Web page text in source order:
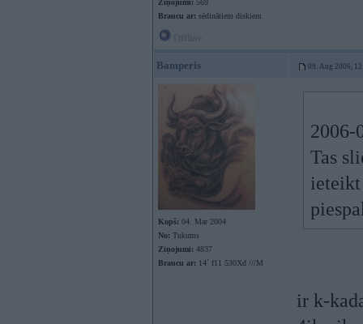
Ziņojumi: 569
Braucu ar: sēdinātiem diskiem
Bamperis 09. Aug 2006,
Kopš: 04. Mar 2004
No: Tukums
Ziņojumi: 4837
Braucu ar: 14` f11 530Xd ///M
2006-
Tas
ir k-